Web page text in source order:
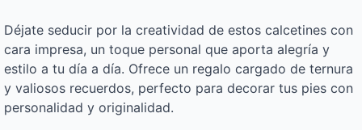
Déjate seducir por la creatividad de estos calcetines con
cara impresa, un toque personal que aporta alegría y
estilo a tu día a día. Ofrece un regalo cargado de ternura
y valiosos recuerdos, perfecto para decorar tus pies con
personalidad y originalidad.